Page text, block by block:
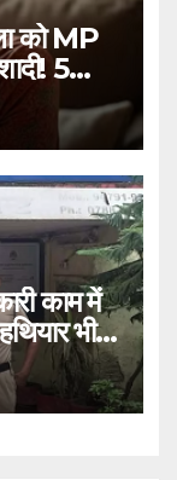
को MP
5
काम में
भी